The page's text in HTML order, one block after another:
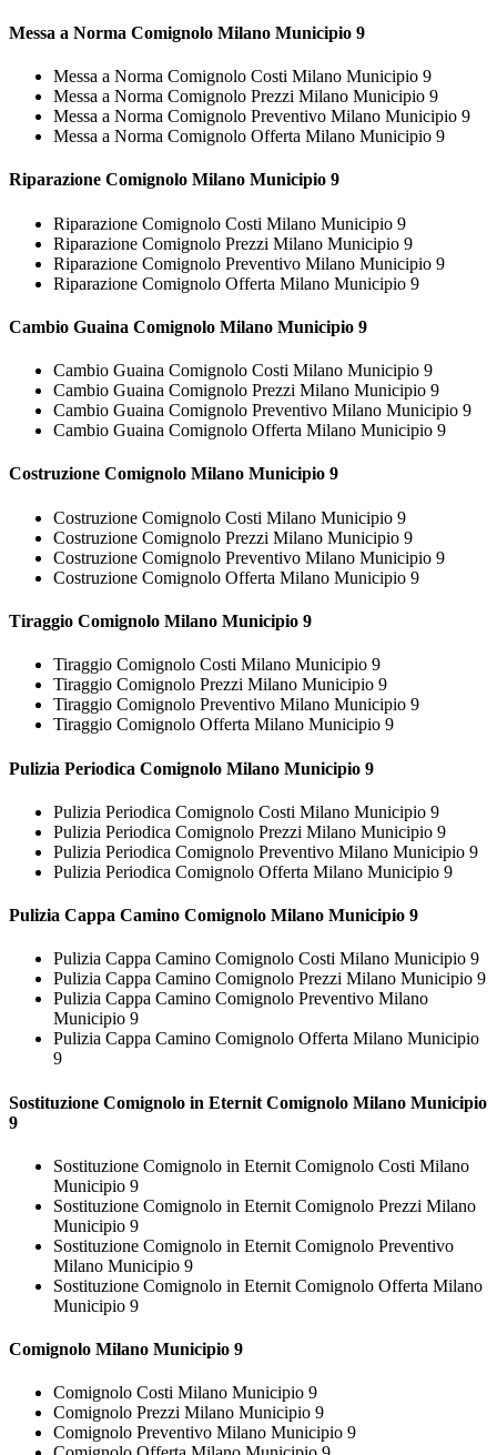
Messa a Norma Comignolo Milano Municipio 9
Messa a Norma Comignolo Costi Milano Municipio 9
Messa a Norma Comignolo Prezzi Milano Municipio 9
Messa a Norma Comignolo Preventivo Milano Municipio 9
Messa a Norma Comignolo Offerta Milano Municipio 9
Riparazione Comignolo Milano Municipio 9
Riparazione Comignolo Costi Milano Municipio 9
Riparazione Comignolo Prezzi Milano Municipio 9
Riparazione Comignolo Preventivo Milano Municipio 9
Riparazione Comignolo Offerta Milano Municipio 9
Cambio Guaina Comignolo Milano Municipio 9
Cambio Guaina Comignolo Costi Milano Municipio 9
Cambio Guaina Comignolo Prezzi Milano Municipio 9
Cambio Guaina Comignolo Preventivo Milano Municipio 9
Cambio Guaina Comignolo Offerta Milano Municipio 9
Costruzione Comignolo Milano Municipio 9
Costruzione Comignolo Costi Milano Municipio 9
Costruzione Comignolo Prezzi Milano Municipio 9
Costruzione Comignolo Preventivo Milano Municipio 9
Costruzione Comignolo Offerta Milano Municipio 9
Tiraggio Comignolo Milano Municipio 9
Tiraggio Comignolo Costi Milano Municipio 9
Tiraggio Comignolo Prezzi Milano Municipio 9
Tiraggio Comignolo Preventivo Milano Municipio 9
Tiraggio Comignolo Offerta Milano Municipio 9
Pulizia Periodica Comignolo Milano Municipio 9
Pulizia Periodica Comignolo Costi Milano Municipio 9
Pulizia Periodica Comignolo Prezzi Milano Municipio 9
Pulizia Periodica Comignolo Preventivo Milano Municipio 9
Pulizia Periodica Comignolo Offerta Milano Municipio 9
Pulizia Cappa Camino Comignolo Milano Municipio 9
Pulizia Cappa Camino Comignolo Costi Milano Municipio 9
Pulizia Cappa Camino Comignolo Prezzi Milano Municipio 9
Pulizia Cappa Camino Comignolo Preventivo Milano
Municipio 9
Pulizia Cappa Camino Comignolo Offerta Milano Municipio
9
Sostituzione Comignolo in Eternit Comignolo Milano Municipio
9
Sostituzione Comignolo in Eternit Comignolo Costi Milano
Municipio 9
Sostituzione Comignolo in Eternit Comignolo Prezzi Milano
Municipio 9
Sostituzione Comignolo in Eternit Comignolo Preventivo
Milano Municipio 9
Sostituzione Comignolo in Eternit Comignolo Offerta Milano
Municipio 9
Comignolo Milano Municipio 9
Comignolo Costi Milano Municipio 9
Comignolo Prezzi Milano Municipio 9
Comignolo Preventivo Milano Municipio 9